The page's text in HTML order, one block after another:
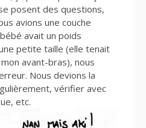
posent des questions,
avions une couche
avait un poids
petite taille (elle tenait
avant-bras), nous
Nous devions la
vérifier avec
etc.